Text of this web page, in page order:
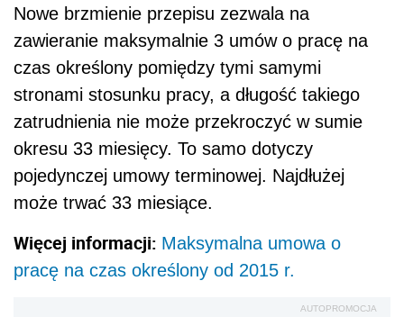
Nowe brzmienie przepisu zezwala na
zawieranie maksymalnie 3 umów o pracę na
czas określony pomiędzy tymi samymi
stronami stosunku pracy, a długość takiego
zatrudnienia nie może przekroczyć w sumie
okresu 33 miesięcy. To samo dotyczy
pojedynczej umowy terminowej. Najdłużej
może trwać 33 miesiące.
Więcej informacji: Maksymalna umowa o
pracę na czas określony od 2015 r.
AUTOPROMOCJA